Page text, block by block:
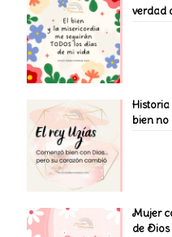
verdad
bien
Mujer
de